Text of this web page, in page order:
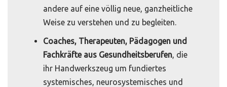
andere auf eine völlig neue, ganzheitliche
Weise zu verstehen und zu begleiten.
Coaches, Therapeuten, Pädagogen und
Fachkräfte aus Gesundheitsberufen, die
ihr Handwerkszeug um fundiertes
systemisches, neurosystemisches und